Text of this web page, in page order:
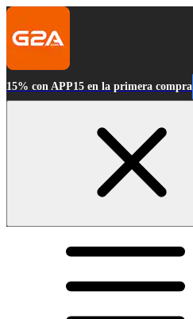
15% con APP15 en la primera compra